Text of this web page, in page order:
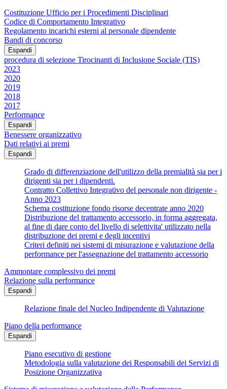
Costituzione Ufficio per i Procedimenti Disciplinari
Codice di Comportamento Integrativo
Regolamento incarichi esterni al personale dipendente
Bandi di concorso
Espandi
procedura di selezione Tirocinanti di Inclusione Sociale (TIS)
2023
2020
2019
2018
2017
Performance
Espandi
Benessere organizzativo
Dati relativi ai premi
Espandi
Grado di differenziazione dell'utilizzo della premialità sia per i
dirigenti sia per i dipendenti.
Contratto Collettivo Integrativo del personale non dirigente -
Anno 2023
Schema costituzione fondo risorse decentrate anno 2020
Distribuzione del trattamento accessorio, in forma aggregata,
al fine di dare conto del livello di selettivita' utilizzato nella
distribuzione dei premi e degli incentivi
Criteri definiti nei sistemi di misurazione e valutazione della
performance per l'assegnazione del trattamento accessorio
Ammontare complessivo dei premi
Relazione sulla performance
Espandi
Relazione finale del Nucleo Indipendente di Valutazione
Piano della performance
Espandi
Piano esecutivo di gestione
Metodologia sulla valutazione dei Responsabili dei Servizi di
Posizione Organizzativa